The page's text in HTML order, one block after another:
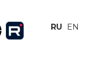
RU EN